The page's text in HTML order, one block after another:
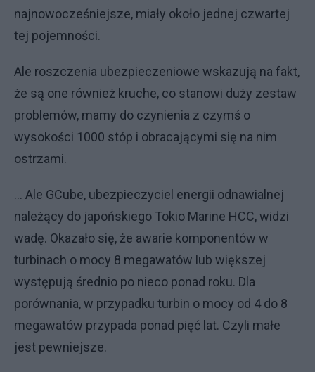
najnowocześniejsze, miały około jednej czwartej
tej pojemności.
Ale roszczenia ubezpieczeniowe wskazują na fakt,
że są one również kruche, co stanowi duży zestaw
problemów, mamy do czynienia z czymś o
wysokości 1000 stóp i obracającymi się na nim
ostrzami.
... Ale GCube, ubezpieczyciel energii odnawialnej
należący do japońskiego Tokio Marine HCC, widzi
wadę. Okazało się, że awarie komponentów w
turbinach o mocy 8 megawatów lub większej
występują średnio po nieco ponad roku. Dla
porównania, w przypadku turbin o mocy od 4 do 8
megawatów przypada ponad pięć lat. Czyli małe
jest pewniejsze.